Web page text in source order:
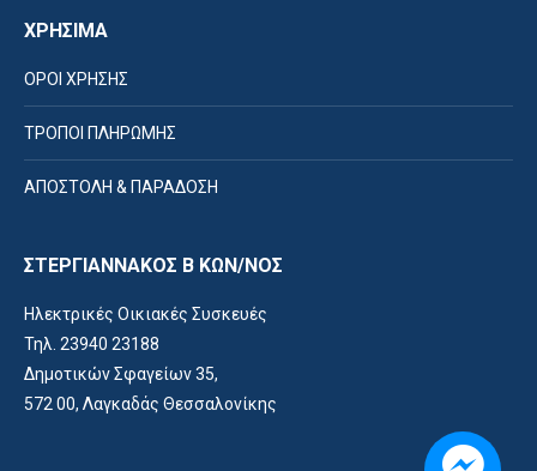
ΧΡΗΣΙΜΑ
ΟΡΟΙ ΧΡΗΣΗΣ
ΤΡΟΠΟΙ ΠΛΗΡΩΜΗΣ
ΑΠΟΣΤΟΛΗ & ΠΑΡΑΔΟΣΗ
ΣΤΕΡΓΙΑΝΝΑΚΟΣ Β ΚΩΝ/ΝΟΣ
Ηλεκτρικές Οικιακές Συσκευές
Τηλ. 23940 23188
Δημοτικών Σφαγείων 35,
572 00, Λαγκαδάς Θεσσαλονίκης